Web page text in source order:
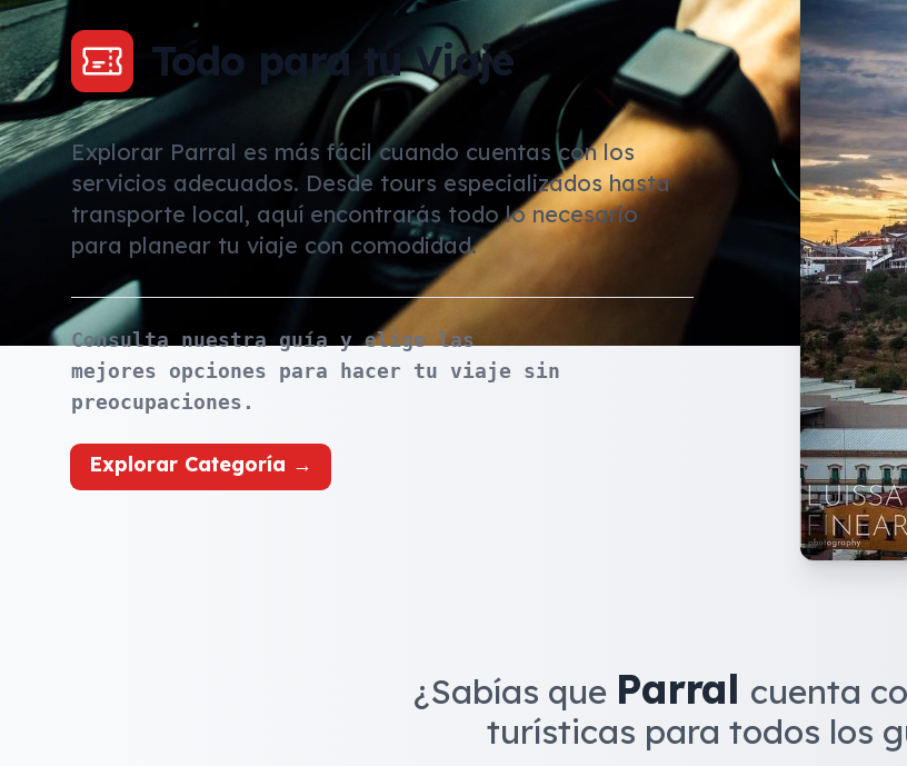
Todo para tu Viaje
Explorar Parral es más fácil cuando cuentas con los
servicios adecuados. Desde tours especializados hasta
transporte local, aquí encontrarás todo lo necesario
para planear tu viaje con comodidad.
Consulta nuestra guía y elige las
mejores opciones para hacer tu viaje sin
preocupaciones.
Explorar Categoría →
¿Sabías que Parral cuenta
turísticas para todos los